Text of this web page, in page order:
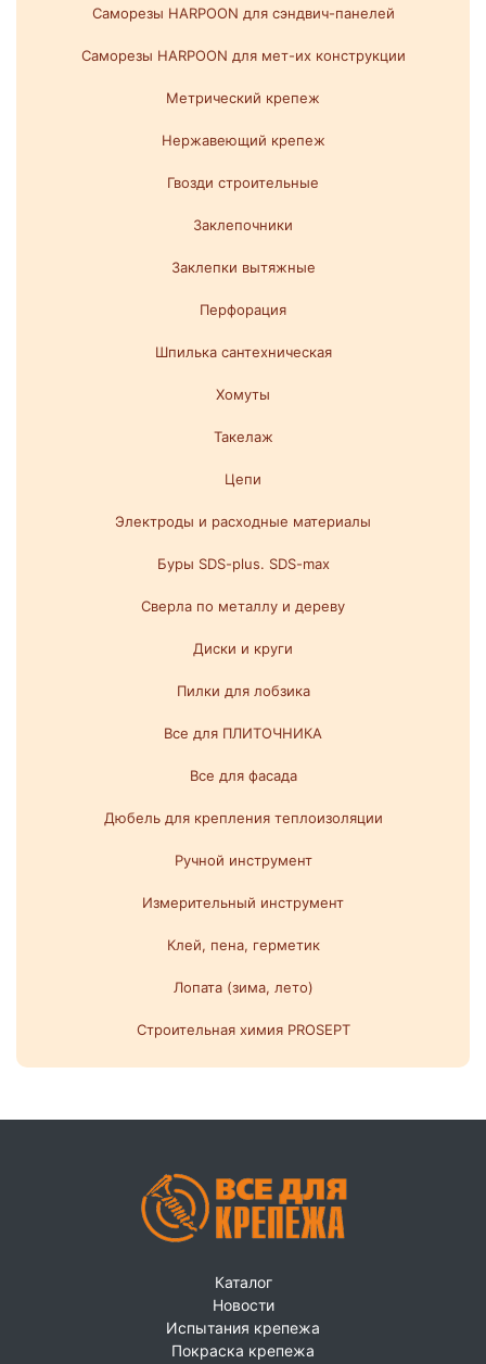
Саморезы HARPOON для сэндвич-панелей
Саморезы HARPOON для мет-их конструкции
Метрический крепеж
Нержавеющий крепеж
Гвозди строительные
Заклепочники
Заклепки вытяжные
Перфорация
Шпилька сантехническая
Хомуты
Такелаж
Цепи
Электроды и расходные материалы
Буры SDS-plus. SDS-max
Сверла по металлу и дереву
Диски и круги
Пилки для лобзика
Все для ПЛИТОЧНИКА
Все для фасада
Дюбель для крепления теплоизоляции
Ручной инструмент
Измерительный инструмент
Клей, пена, герметик
Лопата (зима, лето)
Строительная химия PROSEPT
Каталог
Новости
Испытания крепежа
Покраска крепежа